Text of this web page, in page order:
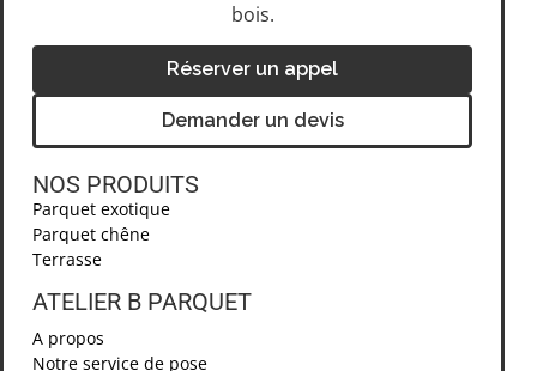
bois.
Réserver un appel
Demander un devis
NOS PRODUITS
Parquet exotique
Parquet chêne
Terrasse
ATELIER B PARQUET ​
A propos
Notre service de pose